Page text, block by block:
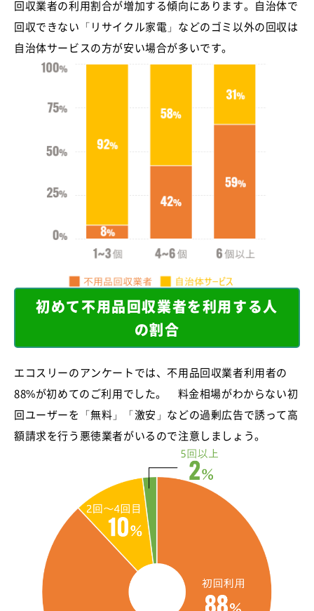
回収業者の利用割合が増加する傾向にあります。自治体で
回収できない「リサイクル家電」などのゴミ以外の回収は
自治体サービスの方が安い場合が多いです。
初めて不用品回収業者を利用する人
の割合
エコスリーのアンケートでは、不用品回収業者利用者の
88%が初めてのご利用でした。 料金相場がわからない初
回ユーザーを「無料」「激安」などの過剰広告で誘って高
額請求を行う悪徳業者がいるので注意しましょう。